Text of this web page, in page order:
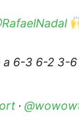
a 6-3 6-2 3-
·